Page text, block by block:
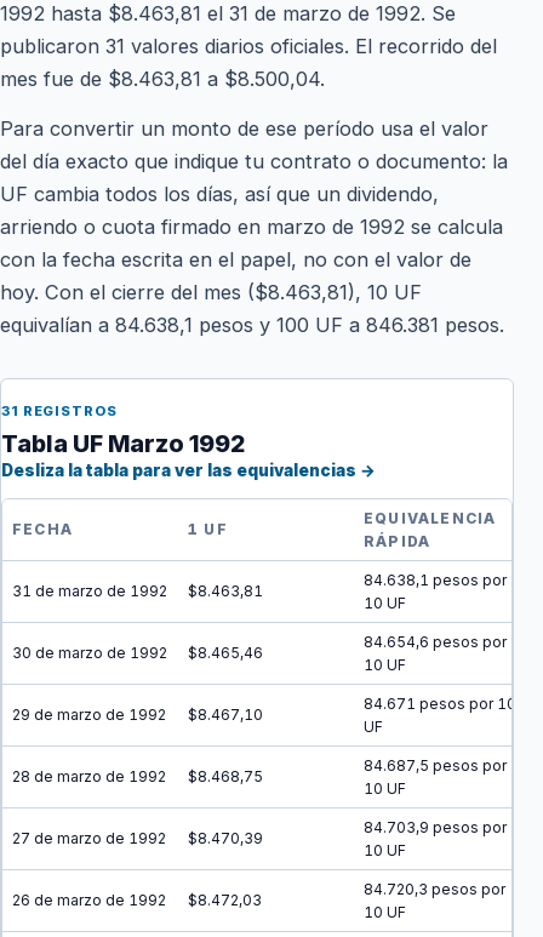
1992 hasta $8.463,81 el 31 de marzo de 1992. Se
publicaron 31 valores diarios oficiales. El recorrido del
mes fue de $8.463,81 a $8.500,04.
Para convertir un monto de ese período usa el valor
del día exacto que indique tu contrato o documento: la
UF cambia todos los días, así que un dividendo,
arriendo o cuota firmado en marzo de 1992 se calcula
con la fecha escrita en el papel, no con el valor de
hoy. Con el cierre del mes ($8.463,81), 10 UF
equivalían a 84.638,1 pesos y 100 UF a 846.381 pesos.
31 REGISTROS
Tabla UF Marzo 1992
Desliza la tabla para ver las equivalencias →
FECHA 1 UF
EQUIVALENCIA
RÁPIDA
31 de marzo de 1992 $8.463,81
84.638,1 pesos por
10 UF
30 de marzo de 1992 $8.465,46
84.654,6 pesos por
10 UF
29 de marzo de 1992 $8.467,10
84.671 pesos por 10
UF
28 de marzo de 1992 $8.468,75
84.687,5 pesos por
10 UF
27 de marzo de 1992 $8.470,39
84.703,9 pesos por
10 UF
26 de marzo de 1992 $8.472,03
84.720,3 pesos por
10 UF